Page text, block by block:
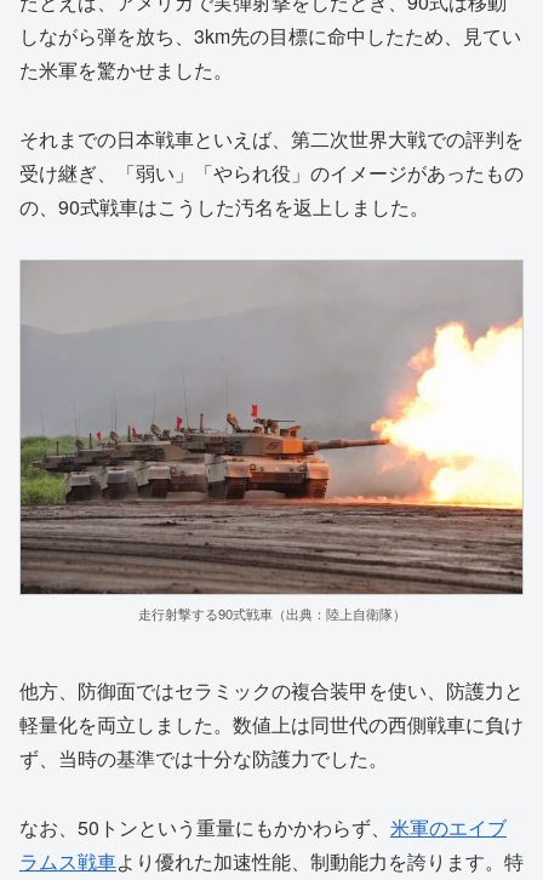
しながら弾を放ち、3km先の目標に命中したため、見てい
た米軍を驚かせました。
それまでの日本戦車といえば、第二次世界大戦での評判を
受け継ぎ、「弱い」「やられ役」のイメージがあったもの
の、90式戦車はこうした汚名を返上しました。
走行射撃する90式戦車（出典：陸上自衛隊）
他方、防御面ではセラミックの複合装甲を使い、防護力と
軽量化を両立しました。数値上は同世代の西側戦車に負け
ず、当時の基準では十分な防護力でした。
なお、50トンという重量にもかかわらず、 米軍のエイブ
ラムス戦車より優れた加速性能、制動能力を誇ります。特